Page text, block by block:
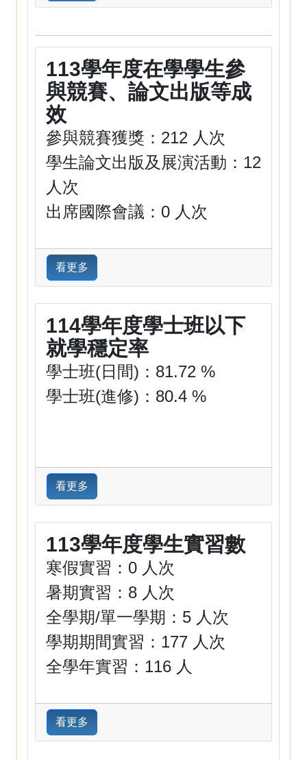
113學年度在學學生參
與競賽、論文出版等成
效
參與競賽獲獎：212 人次
學生論文出版及展演活動：12
人次
出席國際會議：0 人次
看更多
114學年度學士班以下
就學穩定率
學士班(日間)：81.72 %
學士班(進修)：80.4 %
看更多
113學年度學生實習數
寒假實習：0 人次
暑期實習：8 人次
全學期/單一學期：5 人次
學期期間實習：177 人次
全學年實習：116 人
看更多